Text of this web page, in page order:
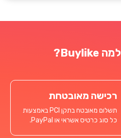
למה Buylike?
רכישה מאובטחת
תשלום מאובטח בתקן PCI באמצעות
כל סוג כרטיס אשראי או PayPal.